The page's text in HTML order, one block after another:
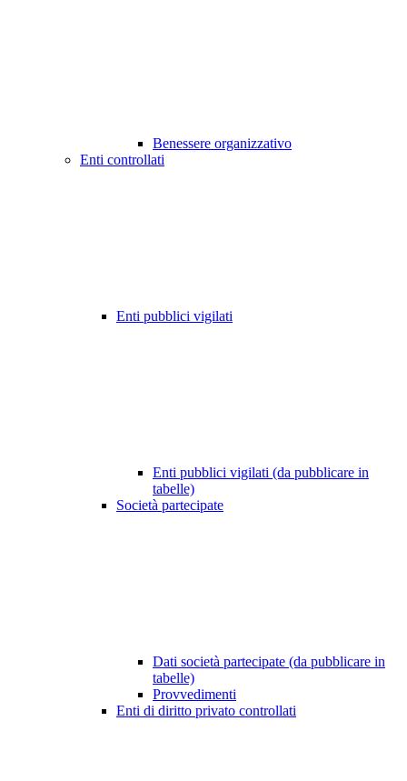
Benessere organizzativo
Enti controllati
Enti pubblici vigilati
Enti pubblici vigilati (da pubblicare in
tabelle)
Società partecipate
Dati società partecipate (da pubblicare in
tabelle)
Provvedimenti
Enti di diritto privato controllati